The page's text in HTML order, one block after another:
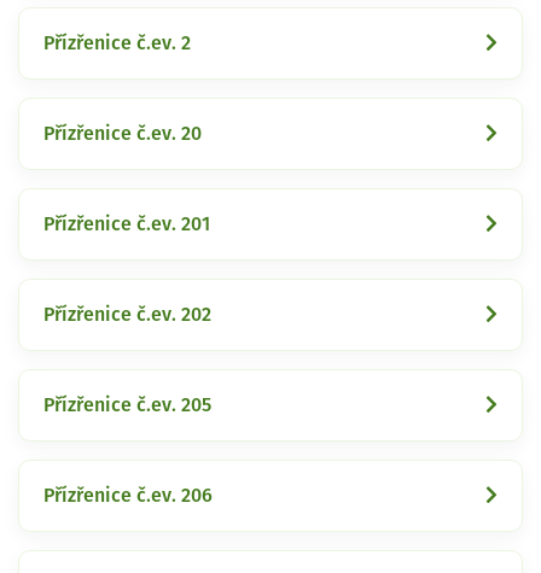
Přízřenice č.ev. 2
Přízřenice č.ev. 20
Přízřenice č.ev. 201
Přízřenice č.ev. 202
Přízřenice č.ev. 205
Přízřenice č.ev. 206